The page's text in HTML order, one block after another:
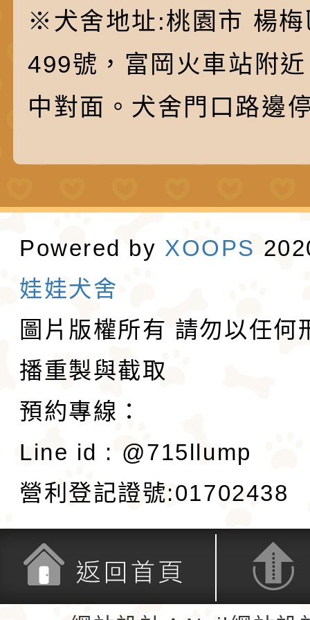
※犬舍地址:桃園市 楊
499號，富岡火車站附
中對面。犬舍門口路邊
Powered by XOOPS
娃娃犬舍
圖片版權所有 請勿以任何
播重製與截取
預約專線：
Line id : @715llump
營利登記證號:01702438